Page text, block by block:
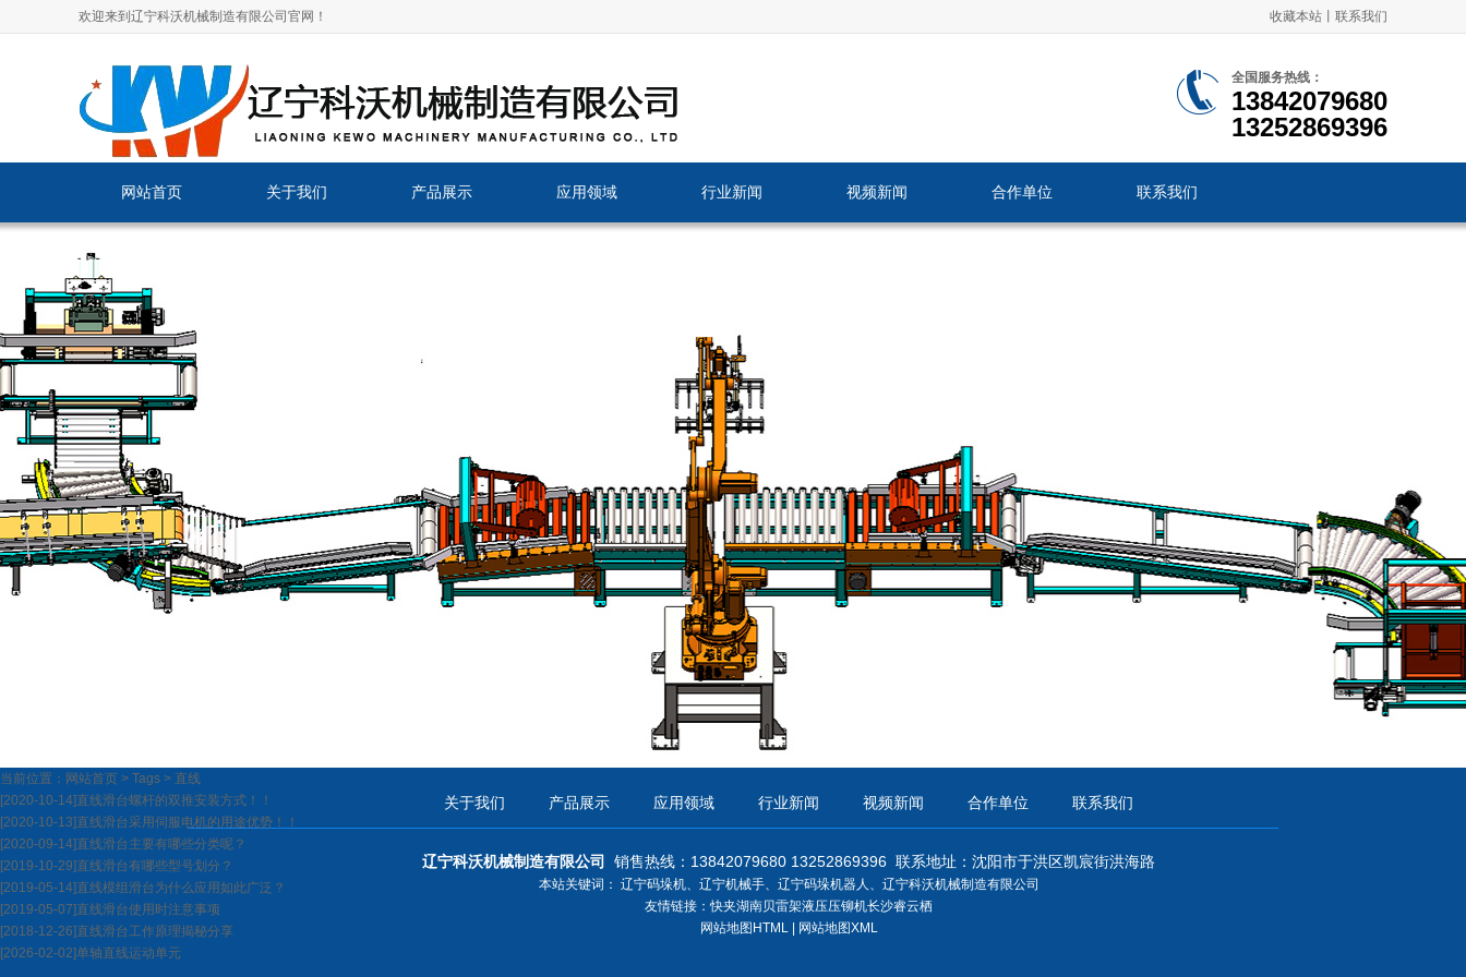
收藏本站 联系我们
欢迎来到辽宁科沃机械制造有限公司官网！
全国服务热线：
13842079680
13252869396
网站首页 关于我们 产品展示 应用领域 行业新闻 视频新闻 合作单位 联系我们
当前位置： 网站首页 > Tags > 直线
[2020-10-14]直线滑台螺杆的双推安装方式！！
[2020-10-13]直线滑台采用伺服电机的用途优势！！
[2020-09-14]直线滑台主要有哪些分类呢？
[2019-10-29]直线滑台有哪些型号划分？
[2019-05-14]直线模组滑台为什么应用如此广泛？
[2019-05-07]直线滑台使用时注意事项
[2018-12-26]直线滑台工作原理揭秘分享
[2026-02-02]单轴直线运动单元
关于我们 产品展示 应用领域 行业新闻 视频新闻 合作单位 联系我们
辽宁科沃机械制造有限公司 销售热线：13842079680 13252869396 联系地址： 沈阳市于洪区凯宸街洪海路
本站关键词： 辽宁码垛机、 辽宁机械手、 辽宁码垛机器人 、 辽宁科沃机械制造有限公司
友情链接：快夹湖南贝雷架液压压铆机长沙睿云栖
网站地图HTML| 网站地图XML